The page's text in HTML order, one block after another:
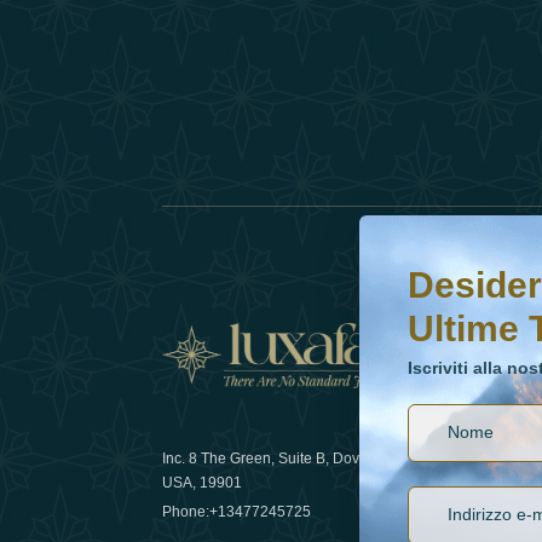
Inc. 8 The Green, Suite B, Dover, DE
USA, 19901
Phone:+13477245725
Come la
lusso nel
Desideri saperne di
Iscriviti alla nostra
Ultime
Iscriviti alla